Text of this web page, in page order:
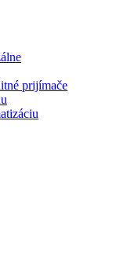
prijímače